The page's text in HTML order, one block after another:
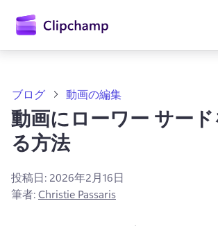
テ
ブログ 動画の編集
動画にローワー サー
る方法
投稿日: 2026年2月16日
筆者:Christie Passaris